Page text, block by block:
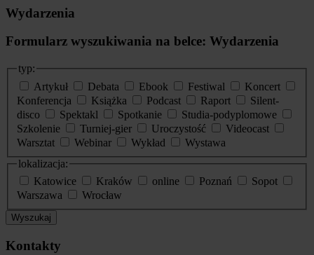
Wydarzenia
Formularz wyszukiwania na belce: Wydarzenia
typ:
Artykuł
Debata Ebook Festiwal
Koncert
Konferencja
Książka Podcast Raport
Silent-
disco
Spektakl Spotkanie
Studia-podyplomowe
Szkolenie
Turniej-gier Uroczystość
Videocast
Warsztat
Webinar Wykład
Wystawa
lokalizacja:
Katowice
Kraków online Poznań
Sopot
Warszawa
Wrocław
Wyszukaj
Kontakty